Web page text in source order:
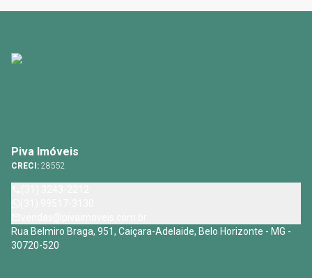
Piva Imóveis
CRECI: 28552
Rua Belmiro Braga, 951, Caiçara-Adelaide, Belo Horizonte - MG -
30720-520